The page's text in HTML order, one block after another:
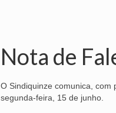
Nota de
O Sindiquinze comunica, com
segunda-feira, 15 de junho.